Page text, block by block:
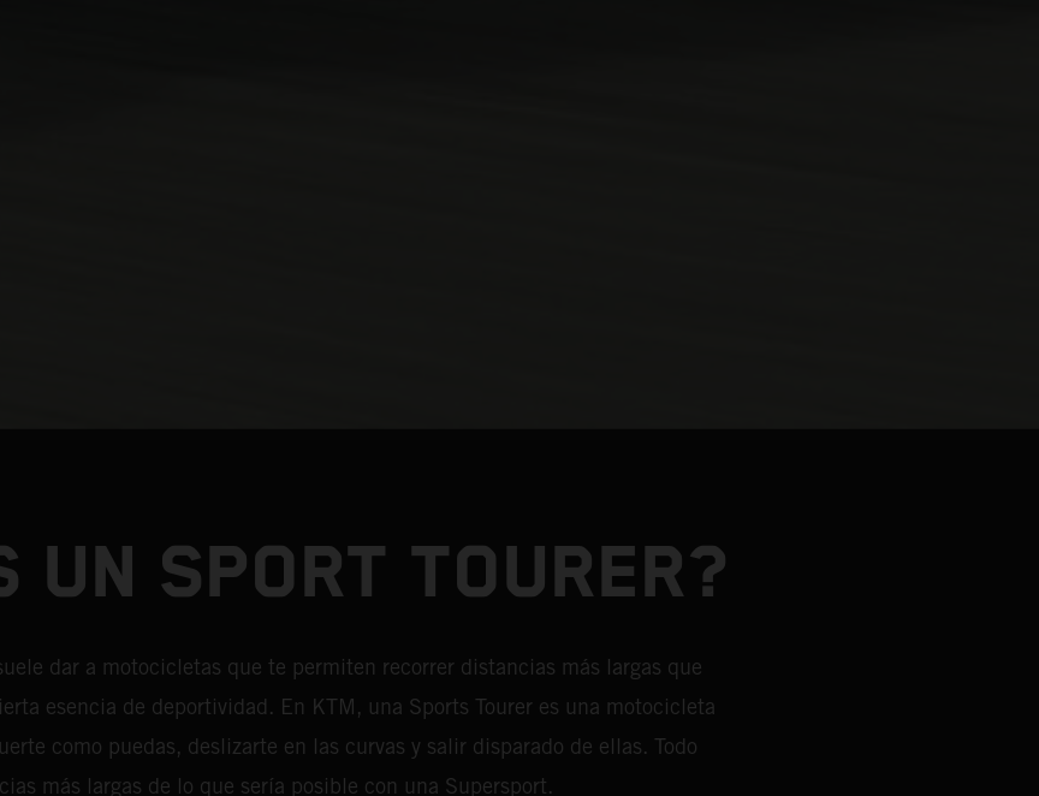
UN SPORT TOURER?
dar a motocicletas que te permiten recorrer distancias más largas que
esencia de deportividad. En KTM, una Sports Tourer es una motocicleta
como puedas, deslizarte en las curvas y salir disparado de ellas. Todo
más largas de lo que sería posible con una Supersport.